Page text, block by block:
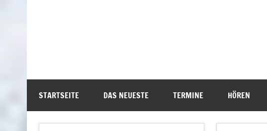
STARTSEITE DAS NEUESTE TERMINE HÖREN